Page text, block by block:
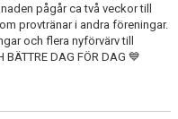
pågår ca två veckor till
provtränar i andra föreningar.
och flera nyförvärv till
DAG FÖR DAG 💙